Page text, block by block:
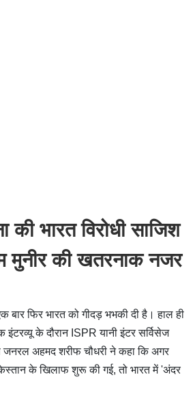
की भारत विरोधी साजिश
मुनीर की खतरनाक नजर
बार फिर भारत को गीदड़ भभकी दी है। हाल ही
इंटरव्यू के दौरान ISPR यानी इंटर सर्विसेज
जनरल अहमद शरीफ चौधरी ने कहा कि अगर
के खिलाफ शुरू की गई, तो भारत में 'अंदर